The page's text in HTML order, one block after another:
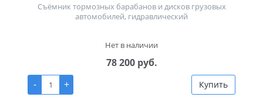
Съёмник тормозных барабанов и дисков грузовых
автомобилей, гидравлический
Нет в наличии
78 200 руб.
-
+ Купить